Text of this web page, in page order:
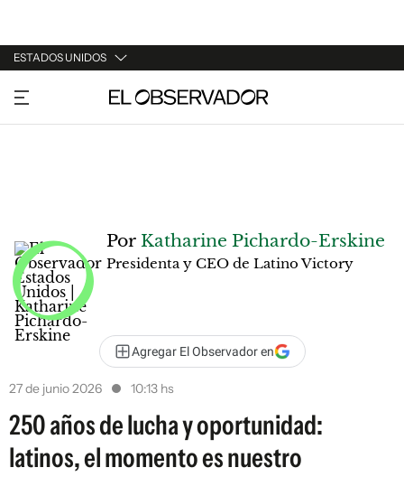
ESTADOS UNIDOS
URUGUAY
ARGENTINA
Por Katharine Pichardo-Erskine
Presidenta y CEO de Latino Victory
Agregar El Observador en
27 de junio 2026 10:13 hs
250 años de lucha y oportunidad:
latinos, el momento es nuestro